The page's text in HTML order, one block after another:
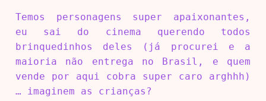
Temos personagens super apaixonantes,
eu sai do cinema querendo todos
brinquedinhos deles (já procurei e a
maioria não entrega no Brasil, e quem
vende por aqui cobra super caro arghhh)
… imaginem as crianças?